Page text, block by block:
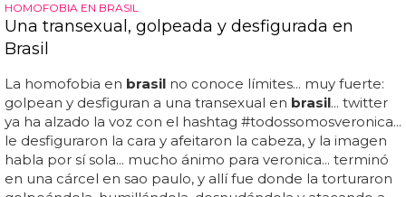
HOMOFOBIA EN BRASIL
Una transexual, golpeada y desfigurada en
Brasil
La homofobia en brasil no conoce límites... muy fuerte:
golpean y desfiguran a una transexual en brasil... twitter
ya ha alzado la voz con el hashtag #todossomosveronica...
le desfiguraron la cara y afeitaron la cabeza, y la imagen
habla por sí sola... mucho ánimo para veronica... terminó
en una cárcel en sao paulo, y allí fue donde la torturaron